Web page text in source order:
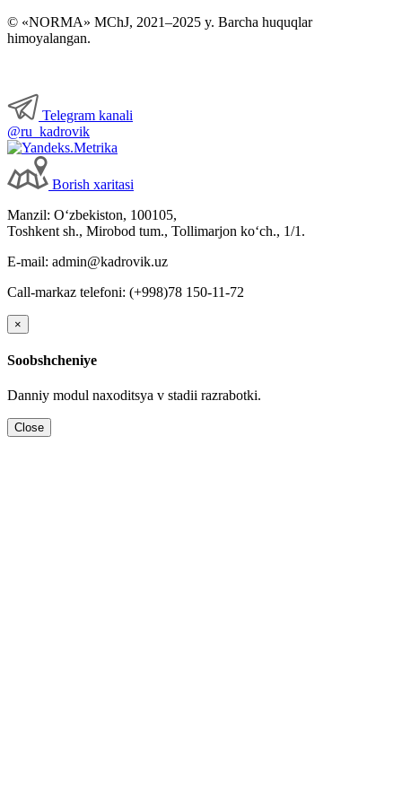
© «NORMA» MChJ, 2021–2025 y. Barcha huquqlar
himoyalangan.
Telegram kanali
@ru_kadrovik
Borish хaritasi
Manzil: Oʻzbekiston, 100105,
Toshkent sh., Mirobod tum., Tollimarjon koʻch., 1/1.
E-mail: admin@kadrovik.uz
Call-markaz telefoni: (+998)78 150-11-72
×
Soobshcheniye
Danniy modul naхoditsya v stadii razrabotki.
Close